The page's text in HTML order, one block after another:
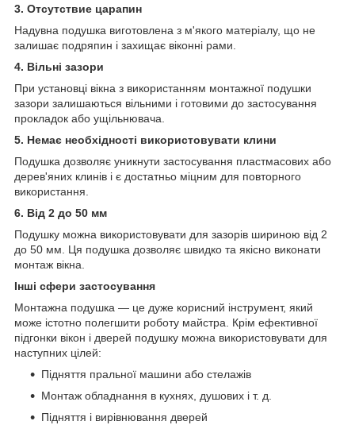
3. Отсутствие царапин
Надувна подушка виготовлена з м'якого матеріалу, що не
залишає подряпин і захищає віконні рами.
4. Вільні зазори
При установці вікна з використанням монтажної подушки
зазори залишаються вільними і готовими до застосування
прокладок або ущільнювача.
5. Немає необхідності використовувати клини
Подушка дозволяє уникнути застосування пластмасових або
дерев'яних клинів і є достатньо міцним для повторного
використання.
6. Від 2 до 50 мм
Подушку можна використовувати для зазорів шириною від 2
до 50 мм. Ця подушка дозволяє швидко та якісно виконати
монтаж вікна.
Інші сфери застосування
Монтажна подушка — це дуже корисний інструмент, який
може істотно полегшити роботу майстра. Крім ефективної
підгонки вікон і дверей подушку можна використовувати для
наступних цілей:
Підняття пральної машини або стелажів
Монтаж обладнання в кухнях, душових і т. д.
Підняття і вирівнювання дверей